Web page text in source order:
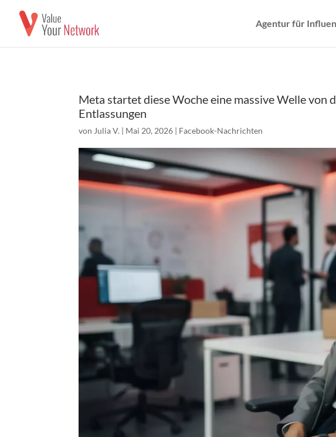
Agentur für
Meta startet diese Woche eine massive Welle von
Entlassungen
von Julia V. | Mai 20, 2026 | Facebook-Nachrichten